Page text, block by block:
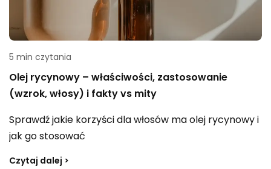
5 min czytania
Olej rycynowy – właściwości, zastosowanie
(wzrok, włosy) i fakty vs mity
Sprawdź jakie korzyści dla włosów ma olej rycynowy i
jak go stosować
Czytaj dalej >